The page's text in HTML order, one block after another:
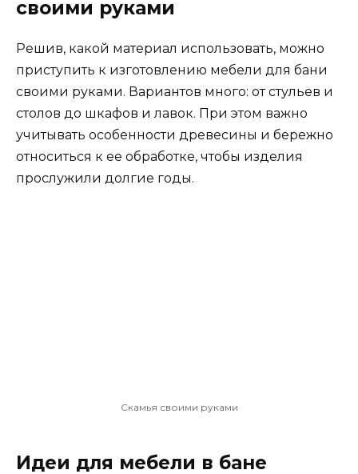
своими руками
Решив, какой материал использовать, можно
приступить к изготовлению мебели для бани
своими руками. Вариантов много: от стульев и
столов до шкафов и лавок. При этом важно
учитывать особенности древесины и бережно
относиться к ее обработке, чтобы изделия
прослужили долгие годы.
Скамья своими руками
Идеи для мебели в бане